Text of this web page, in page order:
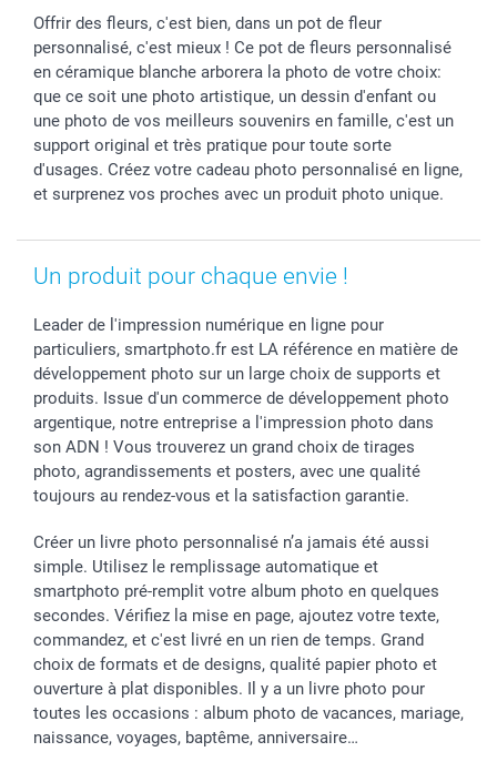
Cadres photo & accessoires déco
Dénicheur d'idées cadeau
Communion
Baptême
Toussaint
Rentrée des classes
Saint-Valentin
Vacances
Vie privée
Gestion des cookies
Tarifs
Partenariats & Influence
Investisseurs
smartfriends
Livraison
Modes de paiement
Grandes quantités
Statut de ma commande
Offrir des fleurs, c'est bien, dans un pot de fleur
personnalisé, c'est mieux ! Ce pot de fleurs personnalisé
en céramique blanche arborera la photo de votre choix:
que ce soit une photo artistique, un dessin d'enfant ou
une photo de vos meilleurs souvenirs en famille, c'est un
support original et très pratique pour toute sorte
d'usages. Créez votre cadeau photo personnalisé en ligne,
et surprenez vos proches avec un produit photo unique.
Un produit pour chaque envie !
Leader de l'impression numérique en ligne pour
particuliers, smartphoto.fr est LA référence en matière de
développement photo sur un large choix de supports et
produits. Issue d'un commerce de développement photo
argentique, notre entreprise a l'impression photo dans
son ADN ! Vous trouverez un grand choix de tirages
photo, agrandissements et posters, avec une qualité
toujours au rendez-vous et la satisfaction garantie.
Créer un livre photo personnalisé n’a jamais été aussi
simple. Utilisez le remplissage automatique et
smartphoto pré-remplit votre album photo en quelques
secondes. Vérifiez la mise en page, ajoutez votre texte,
commandez, et c'est livré en un rien de temps. Grand
choix de formats et de designs, qualité papier photo et
ouverture à plat disponibles. Il y a un livre photo pour
toutes les occasions : album photo de vacances, mariage,
naissance, voyages, baptême, anniversaire…